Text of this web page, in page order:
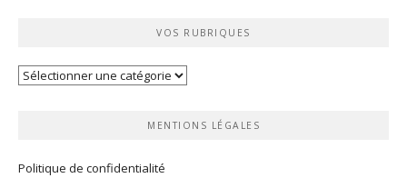
VOS RUBRIQUES
Vos
MENTIONS LÉGALES
Politique de confidentialité